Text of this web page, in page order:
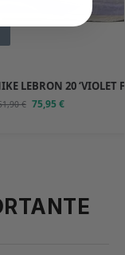
LEBRON 20 ‘VIOLET
€ 75,95€